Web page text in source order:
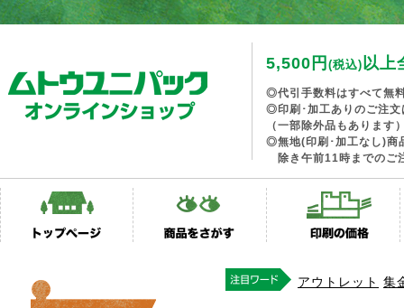
5,500円 (税込)以上
◎代引手数料はすべて無
◎印刷･加工ありのご注文
（一部除外品もあります
◎無地(印刷･加工なし)商
除き午前11時までのご
アウトレット 集